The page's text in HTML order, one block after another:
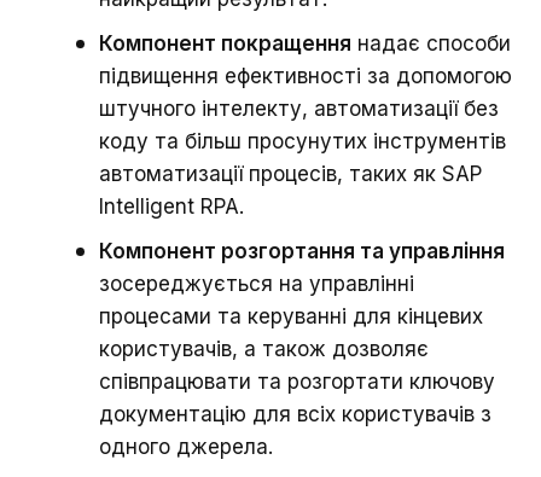
Компонент покращення надає способи
підвищення ефективності за допомогою
штучного інтелекту, автоматизації без
коду та більш просунутих інструментів
автоматизації процесів, таких як SAP
Intelligent RPA.
Компонент розгортання та управління
зосереджується на управлінні
процесами та керуванні для кінцевих
користувачів, а також дозволяє
співпрацювати та розгортати ключову
документацію для всіх користувачів з
одного джерела.